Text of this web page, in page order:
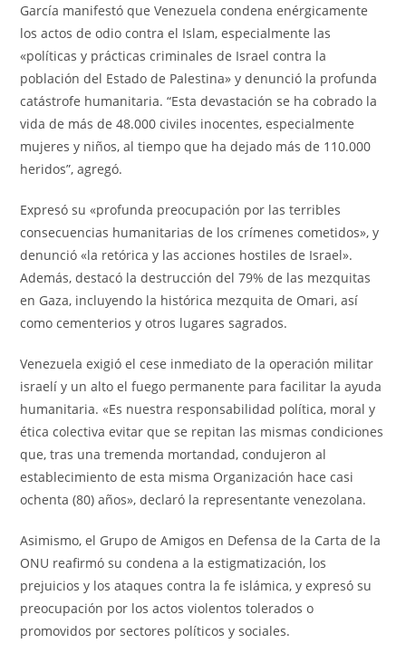
García manifestó que Venezuela condena enérgicamente
los actos de odio contra el Islam, especialmente las
«políticas y prácticas criminales de Israel contra la
población del Estado de Palestina» y denunció la profunda
catástrofe humanitaria. “Esta devastación se ha cobrado la
vida de más de 48.000 civiles inocentes, especialmente
mujeres y niños, al tiempo que ha dejado más de 110.000
heridos”, agregó.
Expresó su «profunda preocupación por las terribles
consecuencias humanitarias de los crímenes cometidos», y
denunció «la retórica y las acciones hostiles de Israel».
Además, destacó la destrucción del 79% de las mezquitas
en Gaza, incluyendo la histórica mezquita de Omari, así
como cementerios y otros lugares sagrados.
Venezuela exigió el cese inmediato de la operación militar
israelí y un alto el fuego permanente para facilitar la ayuda
humanitaria. «Es nuestra responsabilidad política, moral y
ética colectiva evitar que se repitan las mismas condiciones
que, tras una tremenda mortandad, condujeron al
establecimiento de esta misma Organización hace casi
ochenta (80) años», declaró la representante venezolana.
Asimismo, el Grupo de Amigos en Defensa de la Carta de la
ONU reafirmó su condena a la estigmatización, los
prejuicios y los ataques contra la fe islámica, y expresó su
preocupación por los actos violentos tolerados o
promovidos por sectores políticos y sociales.